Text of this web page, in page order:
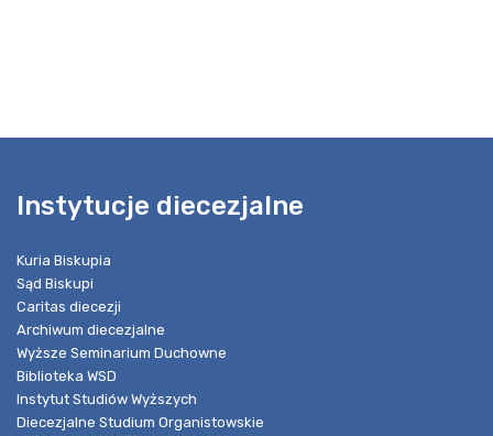
Instytucje diecezjalne
Kuria Biskupia
Sąd Biskupi
Caritas diecezji
Archiwum diecezjalne
Wyższe Seminarium Duchowne
Biblioteka WSD
Instytut Studiów Wyższych
Diecezjalne Studium Organistowskie